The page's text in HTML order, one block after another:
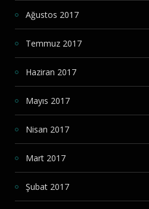
Ağustos 2017
Temmuz 2017
Haziran 2017
Mayıs 2017
Nisan 2017
Mart 2017
Şubat 2017